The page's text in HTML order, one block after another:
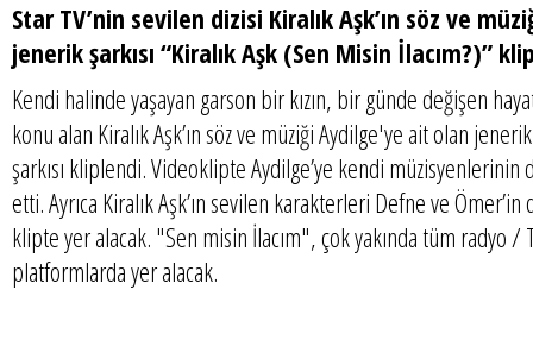
Star TV’nin sevilen dizisi Kiralık Aşk’ın söz ve
jenerik şarkısı “Kiralık Aşk (Sen Misin İlacım?)”
Kendi halinde yaşayan garson bir kızın, bir günde değişen
konu alan Kiralık Aşk’ın söz ve müziği Aydilge'ye ait olan
şarkısı kliplendi. Videoklipte Aydilge’ye kendi müzisyenlerinin
etti. Ayrıca Kiralık Aşk’ın sevilen karakterleri Defne ve
klipte yer alacak. "Sen misin İlacım", çok yakında tüm radyo /
platformlarda yer alacak.